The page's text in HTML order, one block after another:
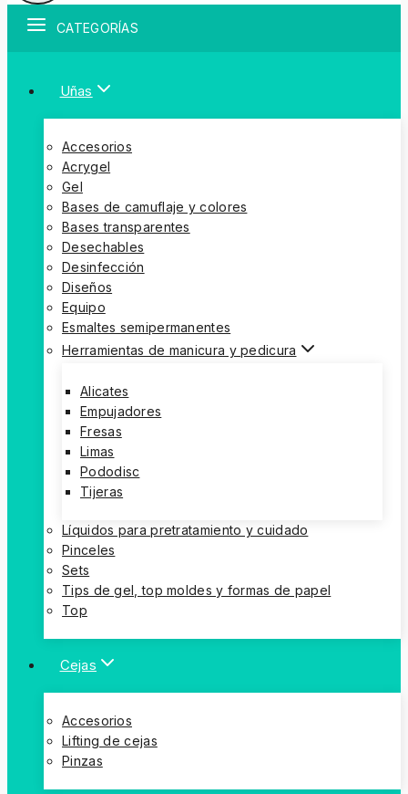
CATEGORÍAS
Uñas
Accesorios
Acrygel
Gel
Bases de camuflaje y colores
Bases transparentes
Desechables
Desinfección
Diseños
Equipo
Esmaltes semipermanentes
Herramientas de manicura y pedicura
Alicates
Empujadores
Fresas
Limas
Pododisc
Tijeras
Líquidos para pretratamiento y cuidado
Pinceles
Sets
Tips de gel, top moldes y formas de papel
Top
Cejas
Accesorios
Lifting de cejas
Pinzas